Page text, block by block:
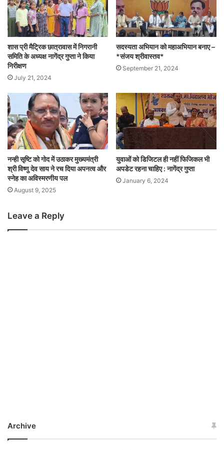
शास प्री मैट्रिक छात्रावास में निगरानी
समिति के अध्यक्ष नागेंद्र गुप्ता ने किया
निरीक्षण
July 21, 2024
सदस्यता अभियान को महाअभियान बनाए –
*संजय श्रीवास्तव*
September 21, 2024
नन्ही सृष्टि को गोद में उठाकर मुख्यमंत्री
श्री विष्णु देव साय ने रच दिया अपनत्व और
स्नेह का अविस्मरणीय पल
August 9, 2025
युवाओं को डिजिटल ही नहीं फिजिकल भी
अपडेट रहना चाहिए : नागेंद्र गुप्ता
January 6, 2024
Leave a Reply
Archive